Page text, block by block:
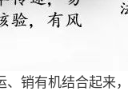
销有机结合起来，